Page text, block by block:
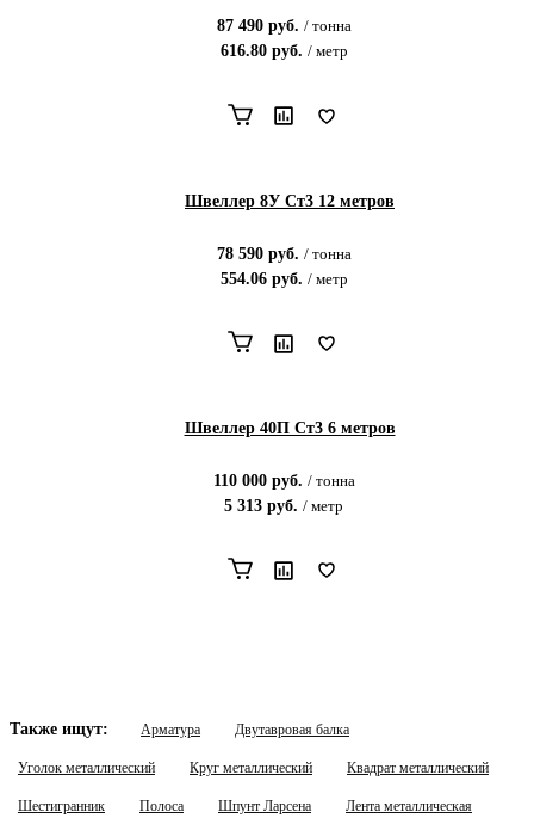
87 490руб. / тонна
616.80руб. / метр
Швеллер 8У Ст3 12 метров
78 590руб. / тонна
554.06руб. / метр
Швеллер 40П Ст3 6 метров
110 000руб. / тонна
5 313 руб. / метр
Также ищут: Арматура Двутавровая балка
Уголок металлический Круг металлический Квадрат металлический
Шестигранник Полоса Шпунт Ларсена Лента металлическая